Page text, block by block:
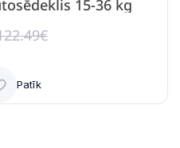
15-36 kg
Patīk